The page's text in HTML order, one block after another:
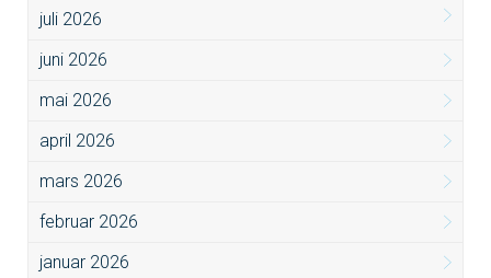
juli 2026
juni 2026
mai 2026
april 2026
mars 2026
februar 2026
januar 2026